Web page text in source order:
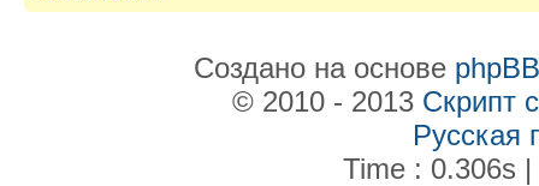
Создано на основе phpBB
© 2010 - 2013 Скрипт
Русская
Time : 0.306s